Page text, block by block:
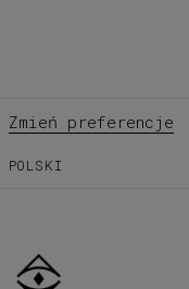
Zmień preferencje
POLSKI